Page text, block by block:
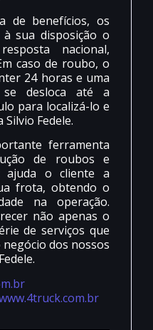
de benefícios, os
sua disposição o
nacional,
caso de roubo, o
24 horas e uma
se desloca até a
para localizá-lo e
Fedele.
ferramenta
de roubos e
ajuda o cliente a
frota, obtendo o
na operação.
não apenas o
de serviços que
dos nossos